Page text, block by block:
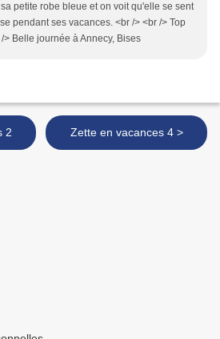
petite robe bleue et on voit qu'elle se sent
pendant ses vacances. <br /> <br /> Top
> Belle journée à Annecy, Bises
2 Zette en vacances 4 >